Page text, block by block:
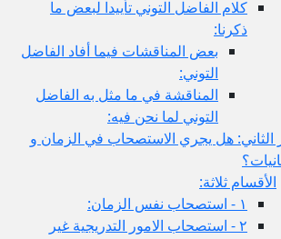
كلام الفاضل التوني تأييدا لبعض ما
ذكرنا:
بعض المناقشات فيما أفاد الفاضل
التوني:
المناقشة في ما مثل به الفاضل
التوني لما نحن فيه:
الثاني: هل يجري الاستصحاب في الزمان و
الأقسام ثلاثة:
١ - استصحاب نفس الزمان:
٢ - استصحاب الامور التدريجية غير